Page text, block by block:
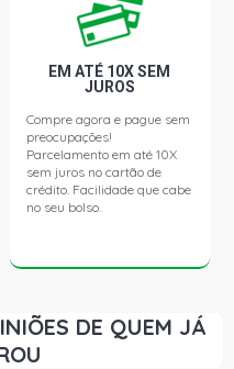
EM ATÉ 10X SEM
JUROS
Compre agora e pague sem
preocupações!
Parcelamento em até 10X
sem juros no cartão de
crédito. Facilidade que cabe
no seu bolso.
DE QUEM JÁ